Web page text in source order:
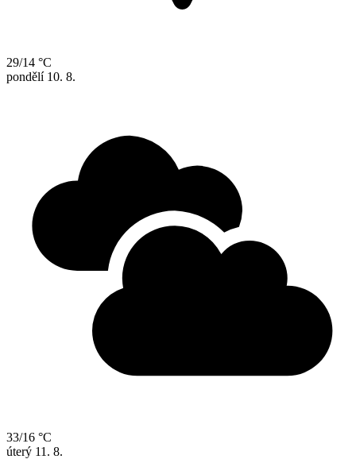
29/14 °C
pondělí 10. 8.
33/16 °C
úterý 11. 8.